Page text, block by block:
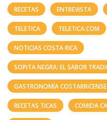
RECETAS ENTREVISTA
TELETICA TELETICA.COM
NOTICIAS COSTA RICA
SOPITA NEGRA: EL SABOR
GASTRONOMÍA COSTARRICENSE
RECETAS TICAS COMIDA